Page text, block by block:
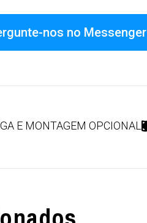
nos no Messenger
E MONTAGEM OPCIONAL